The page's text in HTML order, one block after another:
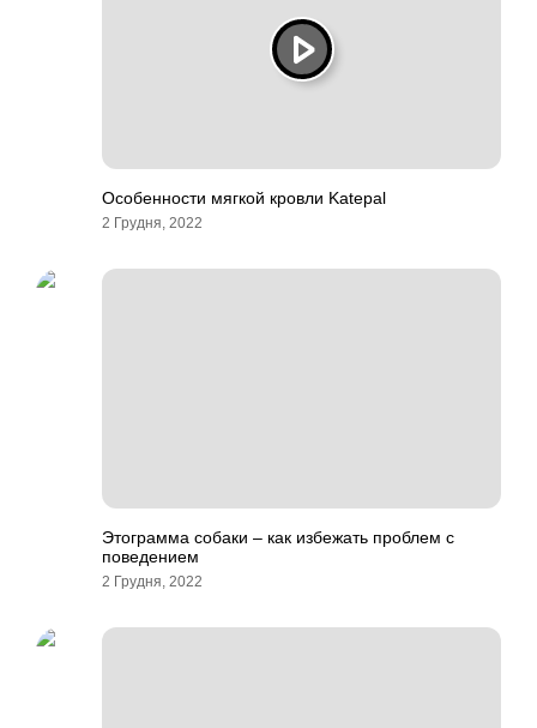
Особенности мягкой кровли Katepal
2 Грудня, 2022
Этограмма собаки – как избежать проблем с
поведением
2 Грудня, 2022